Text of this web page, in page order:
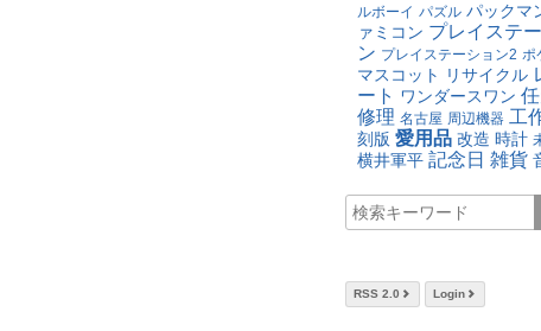
ルボーイ パズル パックマ
ァミコン プレイステ
ン プレイステーション2 ポ
マスコット リサイクル
ート ワンダースワン
修理 名古屋 周辺機器 工
刻版 愛用品 改造 時計
横井軍平 記念日 雑貨
RSS 2.0 Login